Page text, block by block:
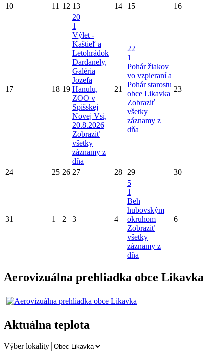
10 11 12 13 14 15 16
17 18 19
20
1
Výlet -
Kaštieľ a
Letohrádok
Dardanely,
Galéria
Jozefa
Hanulu,
ZOO v
Spišskej
Novej Vsi,
20.8.2026
Zobraziť
všetky
záznamy z
dňa
21
22
1
Pohár žiakov
vo vzpieraní a
Pohár starostu
obce Likavka
Zobraziť
všetky
záznamy z
dňa
23
24 25 26 27 28 29 30
31 1 2 3 4
5
1
Beh
hubovským
okruhom
Zobraziť
všetky
záznamy z
dňa
6
Aerovizuálna prehliadka obce Likavka
Aktuálna teplota
Výber lokality